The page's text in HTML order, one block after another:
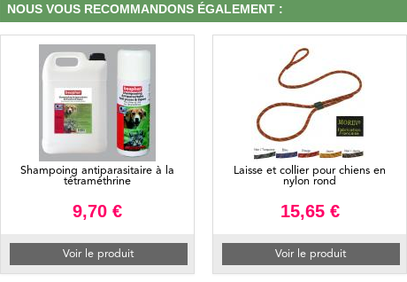
NOUS VOUS RECOMMANDONS ÉGALEMENT :
Shampoing antiparasitaire à la
tétraméthrine
9,70 €
Voir le produit
Laisse et collier pour chiens en
nylon rond
15,65 €
Voir le produit